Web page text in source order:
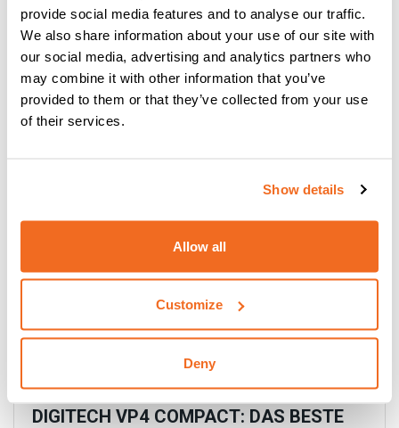
provide social media features and to analyse our traffic.
We also share information about your use of our site with
our social media, advertising and analytics partners who
may combine it with other information that you’ve
provided to them or that they’ve collected from your use
of their services.
Show details
Allow all
Customize
Deny
YARD MOBILE: Ein Schritt nach vorn
beim Schweißen auf dem Hof
Mehr lesen
DIGITECH VP4 COMPACT: DAS BESTE